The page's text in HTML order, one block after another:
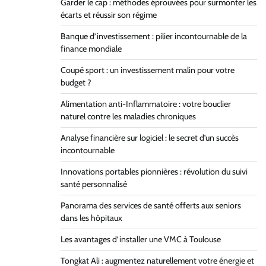
Garder le cap : méthodes éprouvées pour surmonter les
écarts et réussir son régime
Banque d’investissement : pilier incontournable de la
finance mondiale
Coupé sport : un investissement malin pour votre
budget ?
Alimentation anti-Inflammatoire : votre bouclier
naturel contre les maladies chroniques
Analyse financière sur logiciel : le secret d’un succès
incontournable
Innovations portables pionnières : révolution du suivi
santé personnalisé
Panorama des services de santé offerts aux seniors
dans les hôpitaux
Les avantages d’installer une VMC à Toulouse
Tongkat Ali : augmentez naturellement votre énergie et